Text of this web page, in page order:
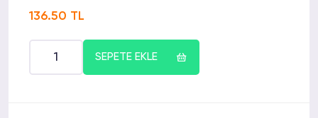
136.50 TL
SEPETE EKLE